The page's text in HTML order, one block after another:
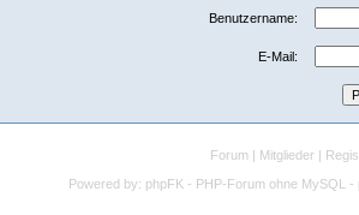
Benutzername:
E-Mail:
Forum Mitglieder
Powered by: phpFK - PHP-Forum ohne MySQL -